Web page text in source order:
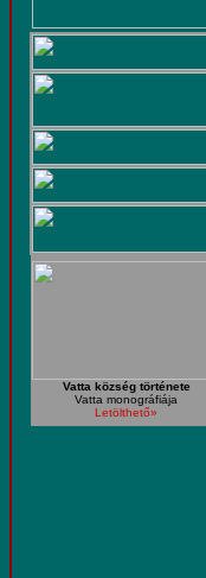
Vatta község története
Vatta monográfiája
Letölthető»